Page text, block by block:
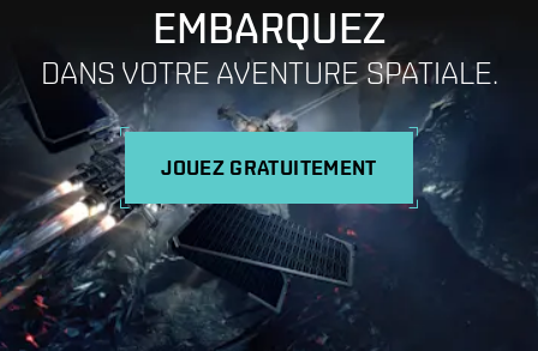
EMBARQUEZ
DANS VOTRE AVENTURE SPATIALE.
JOUEZ GRATUITEMENT